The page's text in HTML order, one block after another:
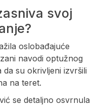
svoj
oslobađajuće
navodi optužnog
su okrivljeni izvršili
na teret.
se detaljno osvrnula